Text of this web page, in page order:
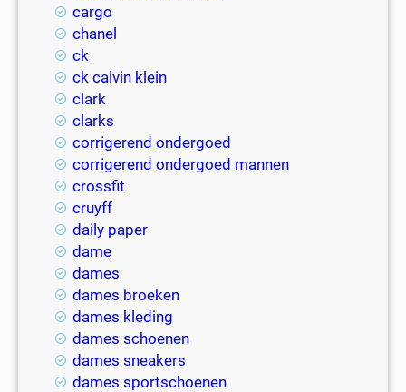
cargo
chanel
ck
ck calvin klein
clark
clarks
corrigerend ondergoed
corrigerend ondergoed mannen
crossfit
cruyff
daily paper
dame
dames
dames broeken
dames kleding
dames schoenen
dames sneakers
dames sportschoenen